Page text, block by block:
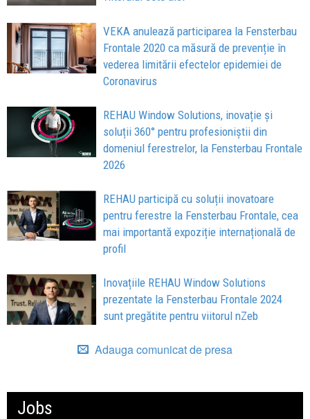
VEKA anulează participarea la Fensterbau
Frontale 2020 ca măsură de prevenție în
vederea limitării efectelor epidemiei de
Coronavirus
REHAU Window Solutions, inovație și
soluții 360° pentru profesioniștii din
domeniul ferestrelor, la Fensterbau Frontale
2026
REHAU participă cu soluții inovatoare
pentru ferestre la Fensterbau Frontale, cea
mai importantă expoziție internațională de
profil
Inovațiile REHAU Window Solutions
prezentate la Fensterbau Frontale 2024
sunt pregătite pentru viitorul nZeb
Adauga comunicat de presa
Jobs